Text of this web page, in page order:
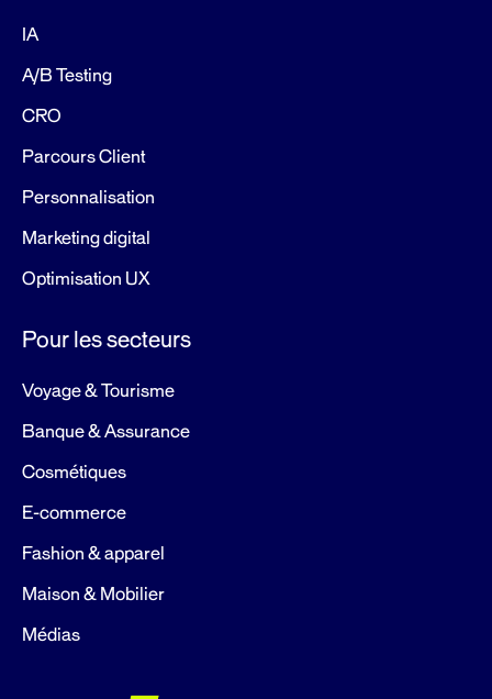
IA
A/B Testing
CRO
Parcours Client
Personnalisation
Marketing digital
Optimisation UX
Pour les secteurs
Voyage & Tourisme
Banque & Assurance
Cosmétiques
E-commerce
Fashion & apparel
Maison & Mobilier
Médias